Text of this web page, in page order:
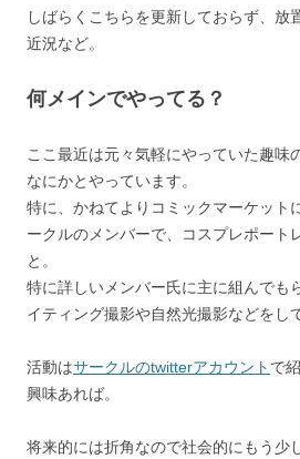
しばらくこちらを更新しておらず、放
近況など。
何メインでやってる？
ここ最近は元々気軽にやっていた趣味
なにかとやっています。
特に、かねてよりコミックマーケット
ークルのメンバーで、コスプレポート
と。
特に詳しいメンバー氏に主に組んでも
イティング撮影や自然光撮影などをし
活動はサークルのtwitterアカウント で
興味あれば。
将来的には折角なので社会的にもう少